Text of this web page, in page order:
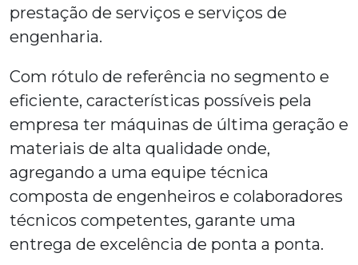
prestação de serviços e serviços de
engenharia.
Com rótulo de referência no segmento e
eficiente, características possíveis pela
empresa ter máquinas de última geração e
materiais de alta qualidade onde,
agregando a uma equipe técnica
composta de engenheiros e colaboradores
técnicos competentes, garante uma
entrega de excelência de ponta a ponta.